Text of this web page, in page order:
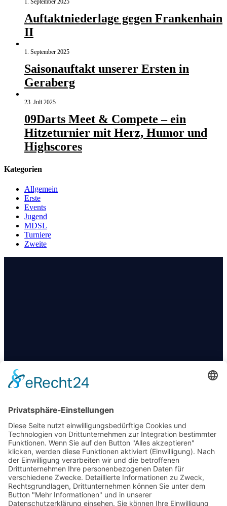
1. September 2025
Auftaktniederlage gegen Frankenhain
II
1. September 2025
Saisonauftakt unserer Ersten in
Geraberg
23. Juli 2025
09Darts Meet & Compete – ein
Hitzeturnier mit Herz, Humor und
Highscores
Kategorien
Allgemein
Erste
Events
Jugend
MDSL
Turniere
Zweite
FOLGT UNS